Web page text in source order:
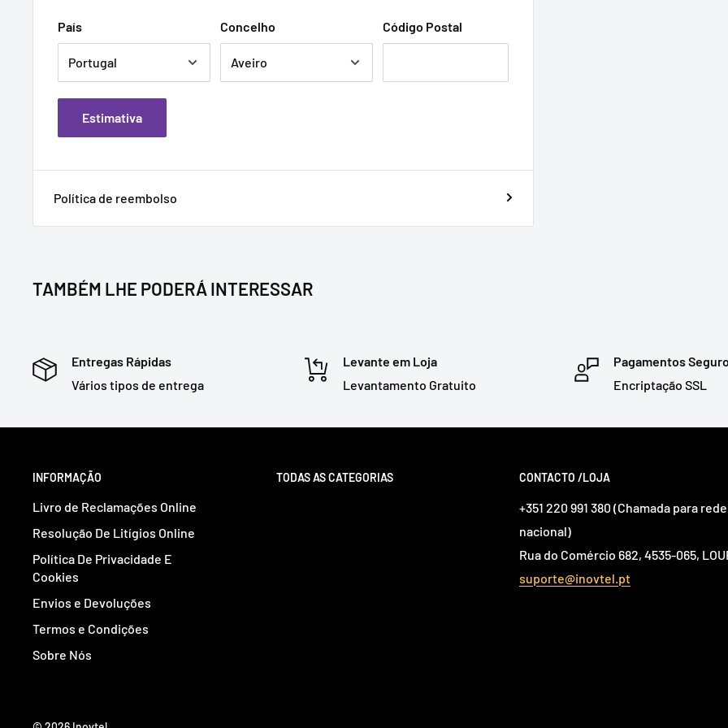
País Concelho Código Postal
Estimativa
Política de reembolso
TAMBÉM LHE PODERÁ INTERESSAR
Entregas Rápidas
Vários tipos de entrega
Levante em Loja
Levantamento Gratuito
Pagamentos
Encriptação SSL
INFORMAÇÃO
Livro de Reclamações Online
Resolução De Litígios Online
Política De Privacidade E
Cookies
Envios e Devoluções
Termos e Condições
Sobre Nós
TODAS AS CATEGORIAS CONTACTO /LOJA
+351 220 991 380 (Chamada para
nacional)
Rua do Comércio 682, 4535-065,
suporte@inovtel.pt